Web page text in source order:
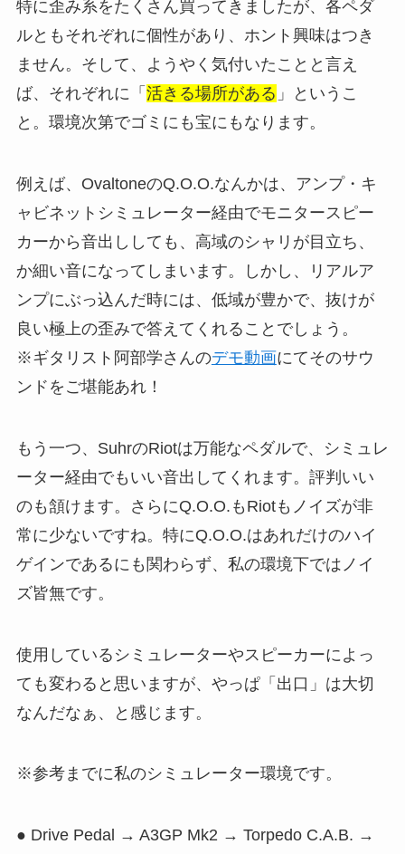
特に歪み系をたくさん買ってきましたが、各ペダ
ルともそれぞれに個性があり、ホント興味はつき
ません。そして、ようやく気付いたことと言え
ば、それぞれに「 活きる場所がある 」というこ
と。環境次第でゴミにも宝にもなります。
例えば、OvaltoneのQ.O.O.なんかは、アンプ・キ
ャビネットシミュレーター経由でモニタースピー
カーから音出ししても、高域のシャリが目立ち、
か細い音になってしまいます。しかし、リアルア
ンプにぶっ込んだ時には、低域が豊かで、抜けが
良い極上の歪みで答えてくれることでしょう。
※ギタリスト阿部学さんのデモ動画にてそのサウ
ンドをご堪能あれ！
もう一つ、SuhrのRiotは万能なペダルで、シミュレ
ーター経由でもいい音出してくれます。評判いい
のも頷けます。さらにQ.O.O.もRiotもノイズが非
常に少ないですね。特にQ.O.O.はあれだけのハイ
ゲインであるにも関わらず、私の環境下ではノイ
ズ皆無です。
使用しているシミュレーターやスピーカーによっ
ても変わると思いますが、やっぱ「出口」は大切
なんだなぁ、と感じます。
※参考までに私のシミュレーター環境です。
● Drive Pedal → A3GP Mk2 → Torpedo C.A.B. →